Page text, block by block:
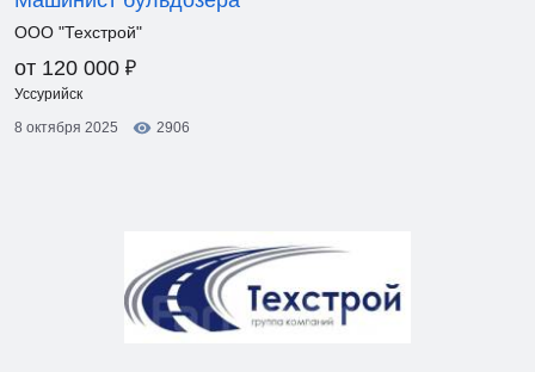
ООО "Техстрой"
от 120 000 ₽
Уссурийск
8 октября 2025
2906